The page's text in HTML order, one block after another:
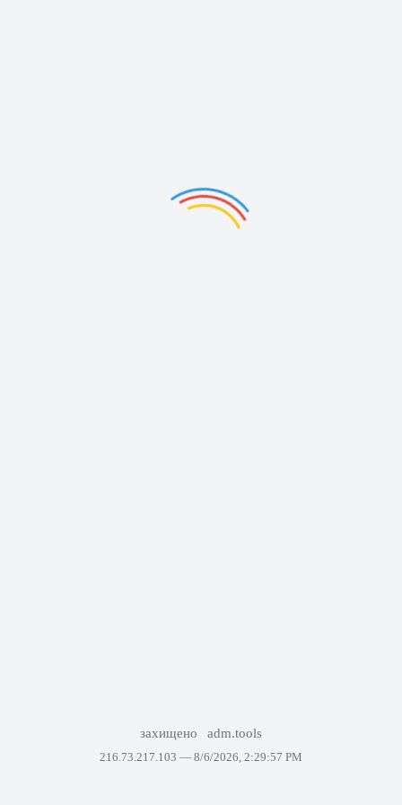
захищено adm.tools
216.73.217.103 — 8/6/2026, 2:29:57 PM